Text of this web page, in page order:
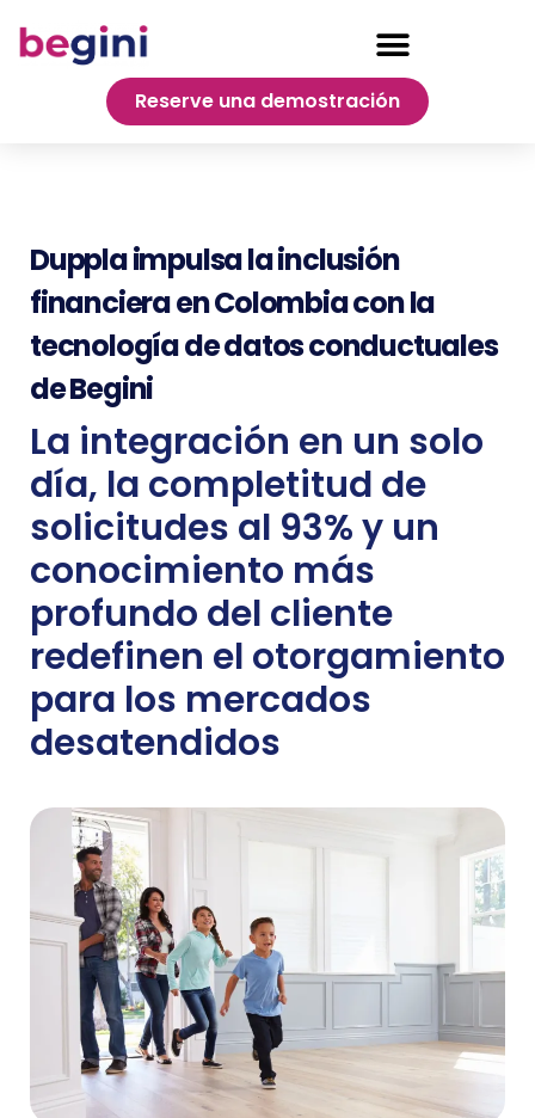
Reserve una demostración
Duppla impulsa la inclusión
financiera en Colombia con la
tecnología de datos conductuales
de Begini
La integración en un solo
día, la completitud de
solicitudes al 93% y un
conocimiento más
profundo del cliente
redefinen el otorgamiento
para los mercados
desatendidos